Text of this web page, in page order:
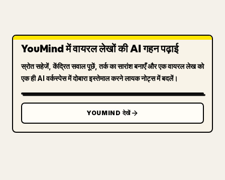
YouMind में वायरल लेखों की AI गहन पढ़ाई
स्रोत सहेजें, केंद्रित सवाल पूछें, तर्क का सारांश बनाएँ और एक वायरल लेख को
एक ही AI वर्कस्पेस में दोबारा इस्तेमाल करने लायक नोट्स में बदलें।
YOUMIND देखें